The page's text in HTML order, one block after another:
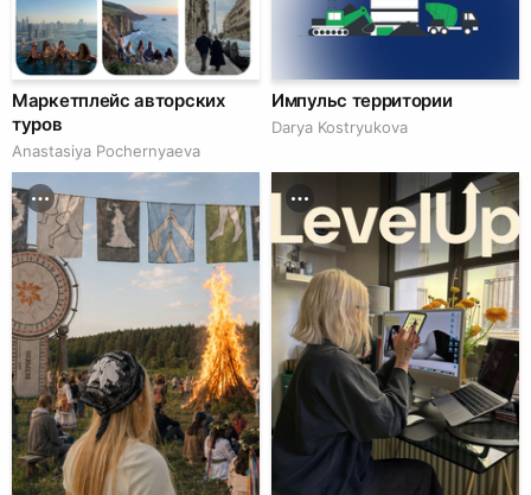
Маркетплейс авторских
туров
Anastasiya Pochernyaeva
Импульс территории
Darya Kostryukova